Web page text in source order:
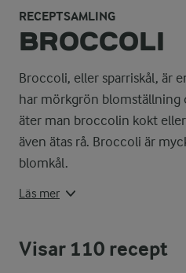
RECEPTSAMLING
BROCCOLI
Broccoli, eller sparriskål, är
har mörkgrön blomställning
äter man broccolin kokt
även ätas rå. Broccoli är
blomkål.
Läs mer
Visar110 recept